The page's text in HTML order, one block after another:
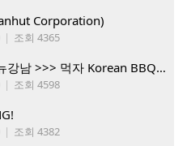
Corporation)
| 조회 4365
새롭게 오픈하는 (구)타코마 뉴강남 >>> 먹자 Korean BBQ 구인중
| 조회 4598
| 조회 4382